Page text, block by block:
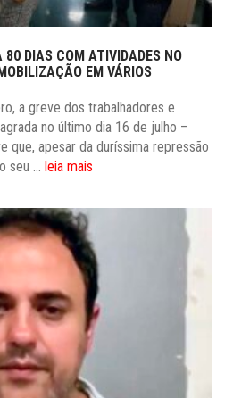
80 DIAS COM ATIVIDADES NO
EM VÁRIOS
a greve dos trabalhadores e
no último dia 16 de julho –
que, apesar da duríssima repressão
seu ... leia mais